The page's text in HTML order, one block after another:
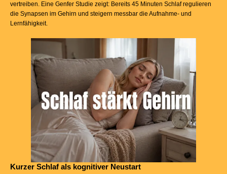
vertreiben. Eine Genfer Studie zeigt: Bereits 45 Minuten Schlaf regulieren
die Synapsen im Gehirn und steigern messbar die Aufnahme- und
Lernfähigkeit.
Kurzer Schlaf als kognitiver Neustart